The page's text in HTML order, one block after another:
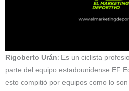
Rigoberto Urán: Es un ciclista
parte del equipo estadounidense EF
esto compitió por equipos como lo